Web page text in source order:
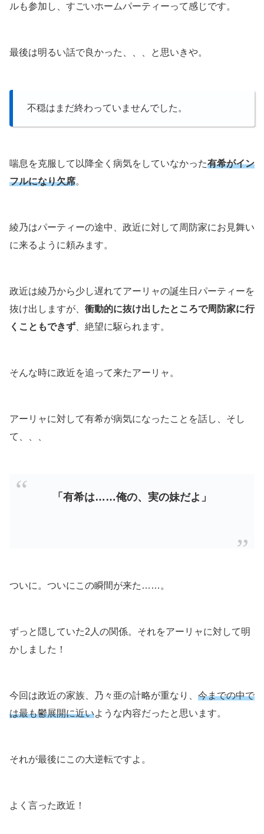
ルも参加し、すごいホームパーティーって感じです。
最後は明るい話で良かった、、、と思いきや。
不穏はまだ終わっていませんでした。
喘息を克服して以降全く病気をしていなかった有希がイン
フルになり欠席。
綾乃はパーティーの途中、政近に対して周防家にお見舞い
に来るように頼みます。
政近は綾乃から少し遅れてアーリャの誕生日パーティーを
抜け出しますが、 衝動的に抜け出したところで周防家に行
くこともできず 、絶望に駆られます。
そんな時に政近を追って来たアーリャ。
アーリャに対して有希が病気になったことを話し、そし
て、、、
「有希は……俺の、実の妹だよ」
ついに。ついにこの瞬間が来た……。
ずっと隠していた2人の関係。それをアーリャに対して明
かしました！
今回は政近の家族、乃々亜の計略が重なり、 今までの中で
は最も鬱展開に近いような内容だったと思います。
それが最後にこの大逆転ですよ。
よく言った政近！